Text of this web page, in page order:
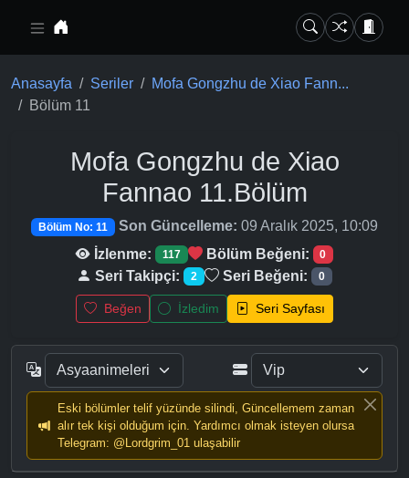
Anasayfa Seriler
Mofa Gongzhu de Xiao Fann...
Bölüm 11
Mofa Gongzhu de Xiao
Fannao 11.Bölüm
Bölüm No: 11 Son Güncelleme: 09 Aralık 2025, 10:09
İzlenme:
117 Bölüm Beğeni: 0
Seri Takipçi: 2 Seri Beğeni: 0
Beğen İzledim Seri Sayfası
Eski bölümler telif yüzünde silindi, Güncellemem zaman
alır tek kişi olduğum için. Yardımcı olmak isteyen olursa
Telegram: @Lordgrim_01 ulaşabilir